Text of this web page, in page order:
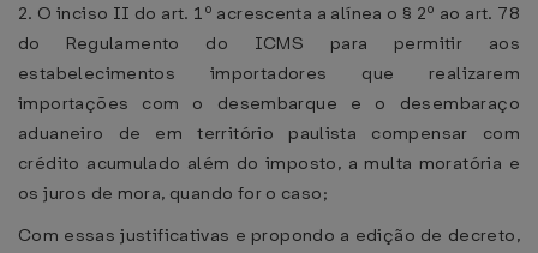
2. O inciso II do art. 1º acrescenta a alínea o § 2º ao art. 78
do Regulamento do ICMS para permitir aos
estabelecimentos importadores que realizarem
importações com o desembarque e o desembaraço
aduaneiro de em território paulista compensar com
crédito acumulado além do imposto, a multa moratória e
os juros de mora, quando for o caso;
Com essas justificativas e propondo a edição de decreto,